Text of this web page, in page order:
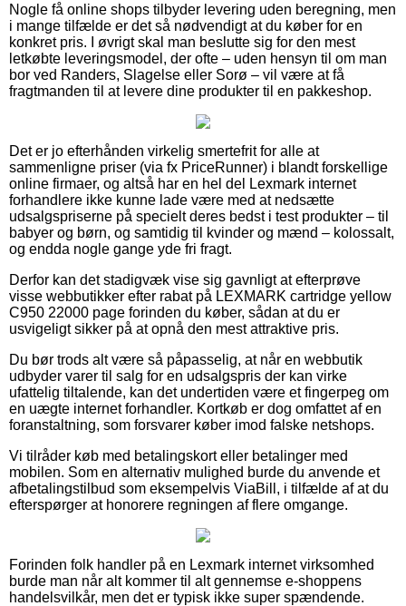
Nogle få online shops tilbyder levering uden beregning, men
i mange tilfælde er det så nødvendigt at du køber for en
konkret pris. I øvrigt skal man beslutte sig for den mest
letkøbte leveringsmodel, der ofte – uden hensyn til om man
bor ved Randers, Slagelse eller Sorø – vil være at få
fragtmanden til at levere dine produkter til en pakkeshop.
Det er jo efterhånden virkelig smertefrit for alle at
sammenligne priser (via fx PriceRunner) i blandt forskellige
online firmaer, og altså har en hel del Lexmark internet
forhandlere ikke kunne lade være med at nedsætte
udsalgspriserne på specielt deres bedst i test produkter – til
babyer og børn, og samtidig til kvinder og mænd – kolossalt,
og endda nogle gange yde fri fragt.
Derfor kan det stadigvæk vise sig gavnligt at efterprøve
visse webbutikker efter rabat på LEXMARK cartridge yellow
C950 22000 page forinden du køber, sådan at du er
usvigeligt sikker på at opnå den mest attraktive pris.
Du bør trods alt være så påpasselig, at når en webbutik
udbyder varer til salg for en udsalgspris der kan virke
ufattelig tiltalende, kan det undertiden være et fingerpeg om
en uægte internet forhandler. Kortkøb er dog omfattet af en
foranstaltning, som forsvarer køber imod falske netshops.
Vi tilråder køb med betalingskort eller betalinger med
mobilen. Som en alternativ mulighed burde du anvende et
afbetalingstilbud som eksempelvis ViaBill, i tilfælde af at du
efterspørger at honorere regningen af flere omgange.
Forinden folk handler på en Lexmark internet virksomhed
burde man når alt kommer til alt gennemse e-shoppens
handelsvilkår, men det er typisk ikke super spændende.